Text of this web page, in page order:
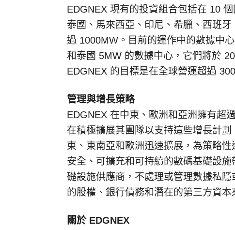
EDGNEX 現有的投資組合包括在 10
泰國、馬來西亞、印尼、希臘、西班
過 1000MW。目前的運作中的數據中
和泰國 5MW 的數據中心，它們將於
EDGNEX 的目標是在全球營運超過
管理與增長策略
EDGNEX 在中東、歐洲和亞洲擁有超
在積極擴展其團隊以支持這些增長計
東、東南亞和歐洲迅速擴展，為策略
安全、可擴充和可持續的數碼基礎設
礎設施供應商，不處理或管理數據私
的股權、銀行債務和潛在的第三方資本
關於 EDGNEX